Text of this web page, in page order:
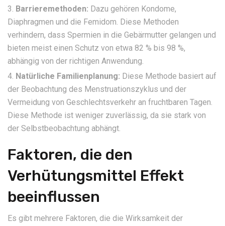
Barrieremethoden: Dazu gehören Kondome,
Diaphragmen und die Femidom. Diese Methoden
verhindern, dass Spermien in die Gebärmutter gelangen und
bieten meist einen Schutz von etwa 82 % bis 98 %,
abhängig von der richtigen Anwendung.
Natürliche Familienplanung: Diese Methode basiert auf
der Beobachtung des Menstruationszyklus und der
Vermeidung von Geschlechtsverkehr an fruchtbaren Tagen.
Diese Methode ist weniger zuverlässig, da sie stark von
der Selbstbeobachtung abhängt.
Faktoren, die den
Verhütungsmittel Effekt
beeinflussen
Es gibt mehrere Faktoren, die die Wirksamkeit der